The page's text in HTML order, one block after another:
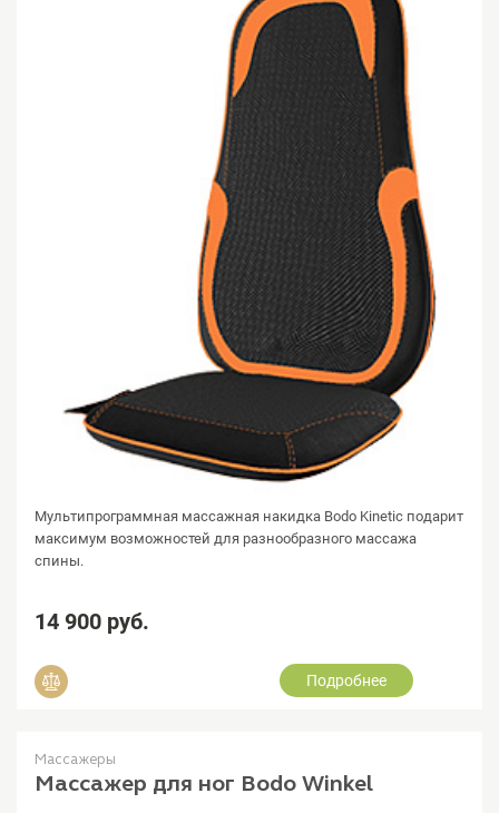
Мультипрограммная массажная накидка Bodo Kinetic подарит
максимум возможностей для разнообразного массажа
спины.
14 900 руб.
Подробнее
Массажеры
Массажер для ног Bodo Winkel